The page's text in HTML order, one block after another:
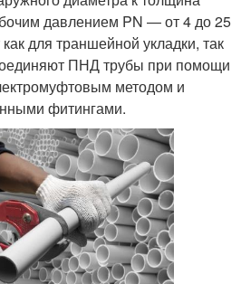
давлением PN — от 4 до 25
для траншейной укладки, так
ПНД трубы при помощи
методом и
фитингами.